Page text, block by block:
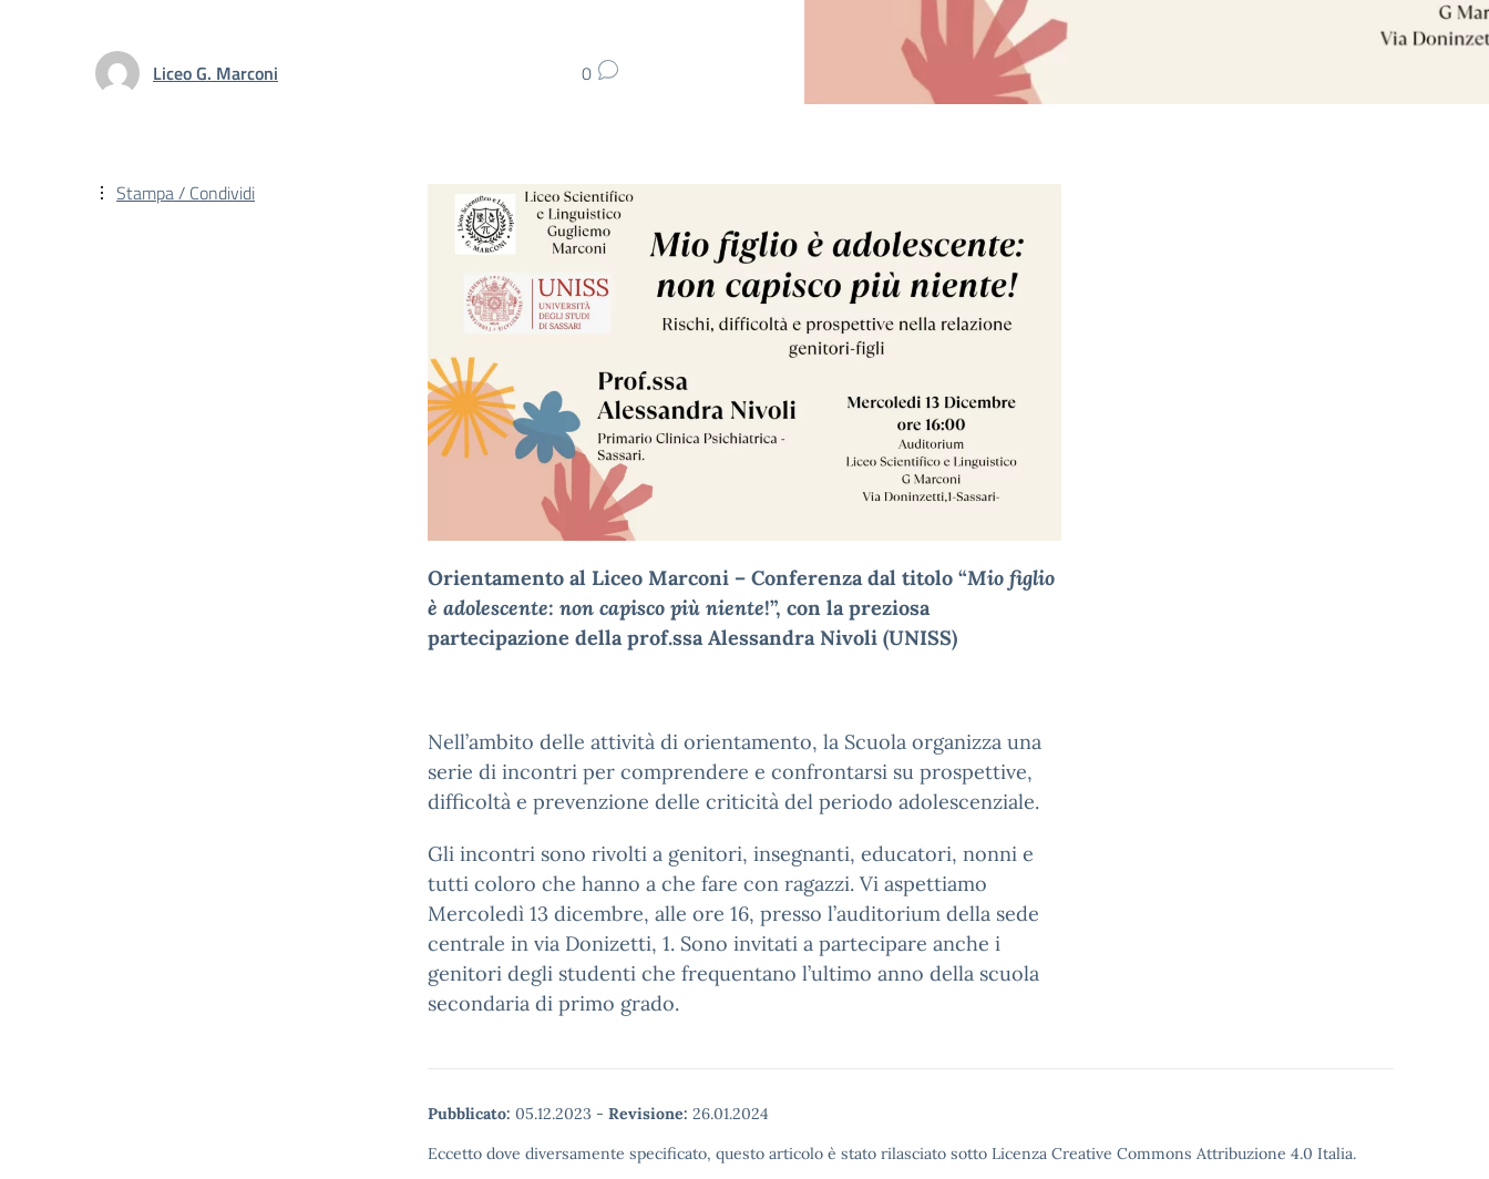
Liceo G. Marconi 0
Orientamento al Liceo Marconi – Conferenza dal titolo “Mio figlio
è adolescente: non capisco più niente!”, con la preziosa
partecipazione della prof.ssa Alessandra Nivoli (UNISS)
Nell’ambito delle attività di orientamento, la Scuola organizza una
serie di incontri per comprendere e confrontarsi su prospettive,
difficoltà e prevenzione delle criticità del periodo adolescenziale.
Gli incontri sono rivolti a genitori, insegnanti, educatori, nonni e
tutti coloro che hanno a che fare con ragazzi. Vi aspettiamo
Mercoledì 13 dicembre, alle ore 16, presso l’auditorium della sede
centrale in via Donizetti, 1. Sono invitati a partecipare anche i
genitori degli studenti che frequentano l’ultimo anno della scuola
secondaria di primo grado.
Pubblicato: 05.12.2023 - Revisione: 26.01.2024
Eccetto dove diversamente specificato, questo articolo è stato rilasciato sotto Licenza Creative Commons Attribuzione 4.0 Italia.
Stampa / Condividi